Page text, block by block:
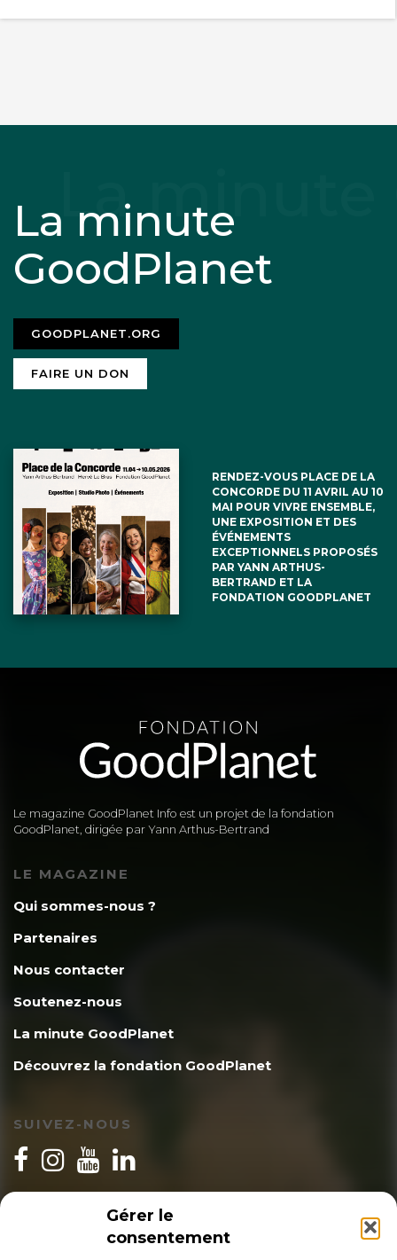
Gérer le
consentement
La minute
GoodPlanet
GOODPLANET.ORG
FAIRE UN DON
RENDEZ-VOUS PLACE DE LA
CONCORDE DU 11 AVRIL AU 10
MAI POUR VIVRE ENSEMBLE,
UNE EXPOSITION ET DES
ÉVÉNEMENTS
EXCEPTIONNELS PROPOSÉS
PAR YANN ARTHUS-
BERTRAND ET LA
FONDATION GOODPLANET
Le magazine GoodPlanet Info est un projet de la fondation
GoodPlanet, dirigée par Yann Arthus-Bertrand
LE MAGAZINE
Qui sommes-nous ?
Partenaires
Nous contacter
Soutenez-nous
La minute GoodPlanet
Découvrez la fondation GoodPlanet
SUIVEZ-NOUS
INSCRIPTION NEWSLETTER